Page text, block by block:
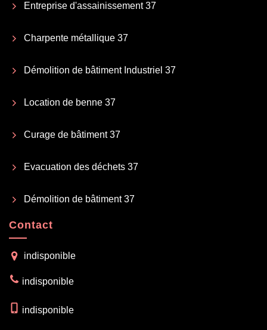
Entreprise d'assainissement 37
Charpente métallique 37
Démolition de bâtiment Industriel 37
Location de benne 37
Curage de bâtiment 37
Evacuation des déchets 37
Démolition de bâtiment 37
Contact
indisponible
indisponible
indisponible